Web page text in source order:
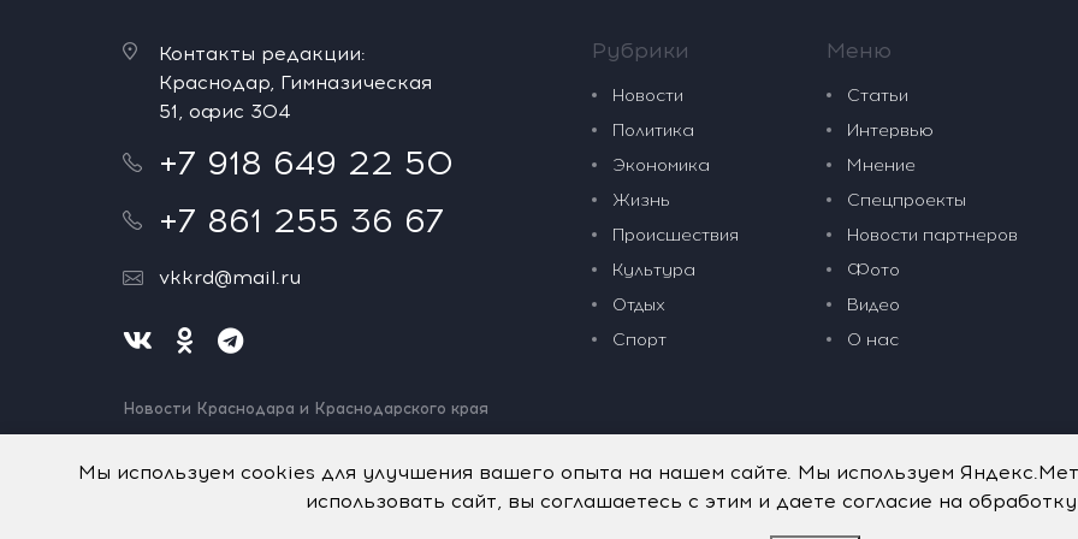
Контакты редакции:
Краснодар, Гимназическая
51, офис 304
+7 918 649 22 50
+7 861 255 36 67
vkkrd@mail.ru
Новости Краснодара и Краснодарского края
Нашли ошибку? Выделите и нажмите Ctrl+Enter.
Рубрики
Новости
Политика
Экономика
Жизнь
Происшествия
Культура
Отдых
Спорт
Меню
Статьи
Интервью
Мнение
Спецпроекты
Новости партнеров
Фото
Видео
О нас
Мы используем cookies для улучшения вашего опыта на нашем сайте. Мы используем
использовать сайт, вы соглашаетесь с этим и даете согласие на